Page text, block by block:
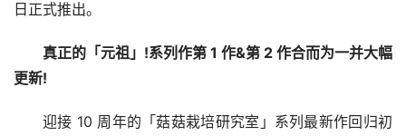
日正式推出。
真正的「元祖」!系列作第 1 作&第 2 作合而为一并大幅
更新!
迎接 10 周年的「菇菇栽培研究室」系列最新作回归初